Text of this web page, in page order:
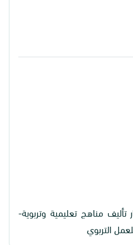
مناهج تعليمية وتربوية-
التربوي